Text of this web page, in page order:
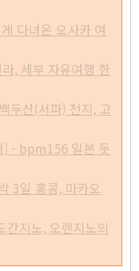
다녀온 오사카 여
, 세부 자유여행 한
두산(서파) 천지, 고
] - bpm156 일본 돗
3일 홍콩, 마카오
지노, 오렌지노의